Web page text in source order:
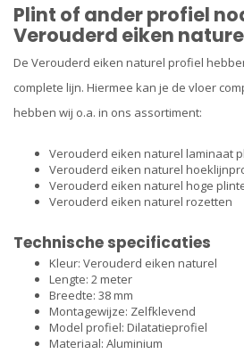
Plint of ander profiel
Verouderd eiken
De Verouderd eiken naturel profiel
complete lijn. Hiermee kan je de vloer
hebben wij o.a. in ons assortiment:
Verouderd eiken naturel laminaat
Verouderd eiken naturel
Verouderd eiken naturel hoge
Verouderd eiken naturel rozetten
Technische specificaties
Kleur: Verouderd eiken naturel
Lengte: 2 meter
Breedte: 38 mm
Montagewijze: Zelfklevend
Model profiel: Dilatatieprofiel
Materiaal: Aluminium